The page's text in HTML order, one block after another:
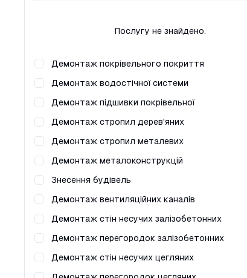
Послугу не знайдено.
Демонтаж покрівельного покриття
Демонтаж водостічної системи
Демонтаж підшивки покрівельної
Демонтаж стропил дерев'яних
Демонтаж стропил металевих
Демонтаж металоконструкцій
Знесення будівель
Демонтаж вентиляційних каналів
Демонтаж стін несучих залізобетонних
Демонтаж перегородок залізобетонних
Демонтаж стін несучих цегляних